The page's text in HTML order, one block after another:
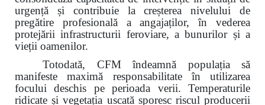
urgență și contribuie la creșterea nivelului de
pregătire profesională a angajaților, în vederea
protejării infrastructurii feroviare, a bunurilor și a
vieții oamenilor.
Totodată, CFM îndeamnă populația să
manifeste maximă responsabilitate în utilizarea
focului deschis pe perioada verii. Temperaturile
ridicate și vegetația uscată sporesc riscul producerii